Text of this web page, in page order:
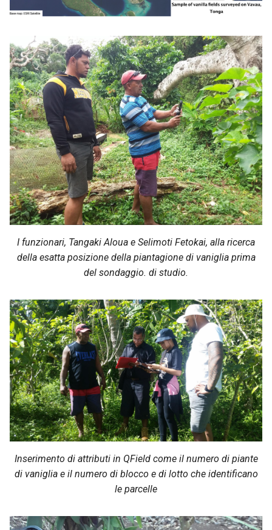
I funzionari, Tangaki Aloua e Selimoti Fetokai, alla ricerca
della esatta posizione della piantagione di vaniglia prima
del sondaggio. di studio.
Inserimento di attributi in QField come il numero di piante
di vaniglia e il numero di blocco e di lotto che identificano
le parcelle